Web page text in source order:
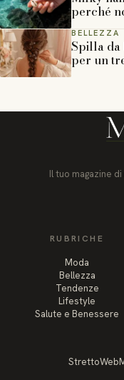
perché
BELLEZZA
Spilla
per un
Il tuo magazine
RUBRICHE
Moda
Bellezza
Tendenze
Lifestyle
Salute e Benessere
StrettoWeb